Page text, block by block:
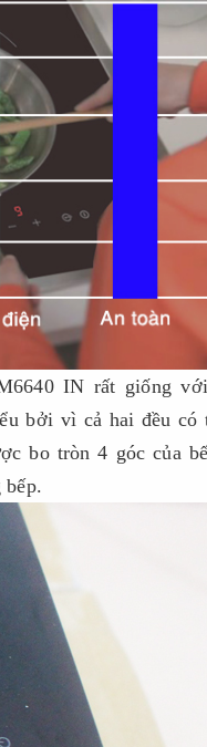
IN rất giống
bởi vì cả hai đều có
bo tròn 4 góc của
bếp.